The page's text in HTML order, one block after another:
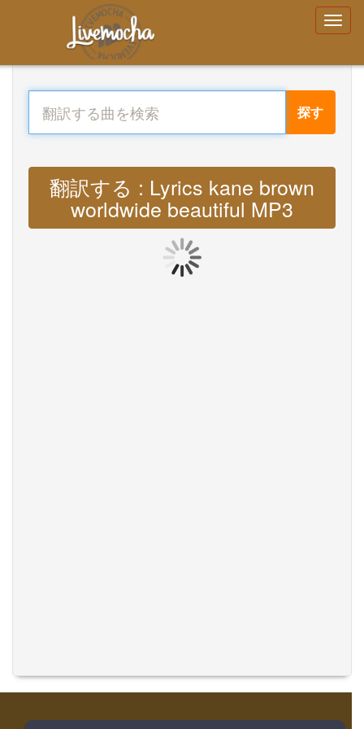
探す
翻訳する : Lyrics kane brown
worldwide beautiful MP3